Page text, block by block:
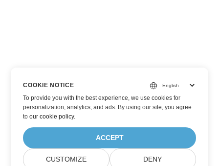
COOKIE NOTICE
To provide you with the best experience, we use cookies for
personalization, analytics, and ads. By using our site, you agree
toour cookie policy.
ACCEPT
CUSTOMIZE DENY